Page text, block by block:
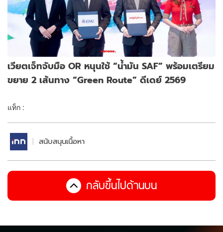
เวียตเจ็ทจับมือ OR หนุนใช้ “น้ำมัน SAF” พร้อมเตรียม
ขยาย 2 เส้นทาง “Green Route” ดีเดย์ 2569
แท็ก :
สนับสนุนเนื้อหา
กลับขึ้นไปด้านบน